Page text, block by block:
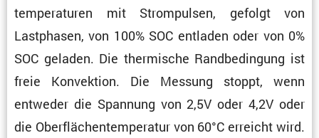
tem­pe­ra­turen mit Strom­pulsen, gefolgt von
Lastphasen, von 100% SOC entladen oder von 0%
SOC geladen. Die thermi­sche Randbe­din­gung ist
freie Konvek­tion. Die Messung stoppt, wenn
entweder die Spannung von 2,5V oder 4,2V oder
die Oberflä­chen­tem­pe­ratur von 60°C erreicht wird.